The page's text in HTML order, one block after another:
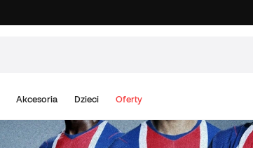
Akcesoria Dzieci Oferty